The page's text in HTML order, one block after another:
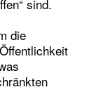
sind.
die